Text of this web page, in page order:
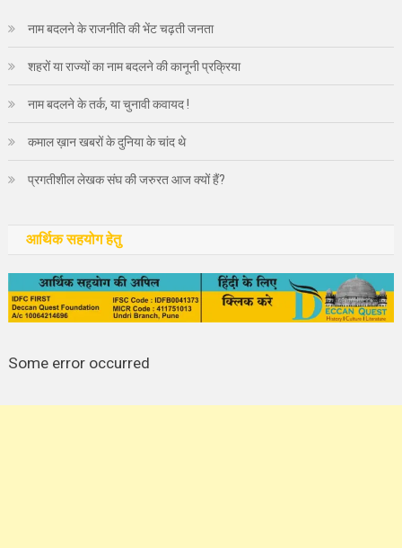
नाम बदलने के राजनीति की भेंट चढ़ती जनता
शहरों या राज्यों का नाम बदलने की कानूनी प्रक्रिया
नाम बदलने के तर्क, या चुनावी कवायद !
कमाल ख़ान खबरों के दुनिया के चांद थे
प्रगतीशील लेखक संघ की जरुरत आज क्यों हैं?
आर्थिक सहयोग हेतु
Some error occurred